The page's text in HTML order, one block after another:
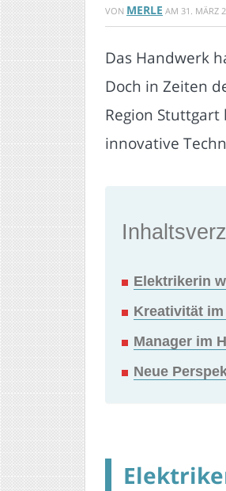
VON MERLE AM 31. MÄRZ
Das Handwerk
Doch in Zeiten
Region
innovative
Elektrikerin
Kreativität
Manager im
Neue